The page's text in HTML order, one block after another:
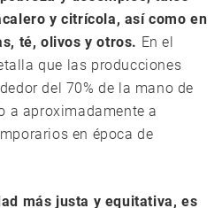
y citrícola, así como en
té, olivos y otros. En el
que las producciones
del 70% de la mano de
a aproximadamente a
en época de
más justa y equitativa, es